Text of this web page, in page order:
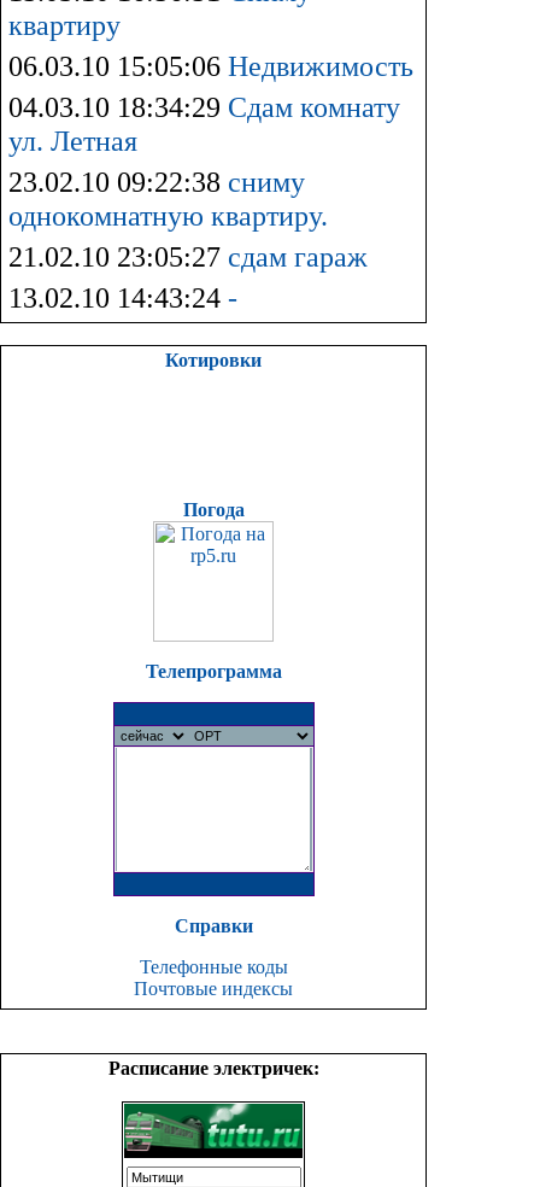
квартиру
06.03.10 15:05:06 Недвижимость
04.03.10 18:34:29 Сдам комнату
ул. Летная
23.02.10 09:22:38 сниму
однокомнатную квартиру.
21.02.10 23:05:27 сдам гараж
13.02.10 14:43:24 -
Котировки
Погода
Телепрограмма
Справки
Телефонные коды
Почтовые индексы
Расписание электричек: